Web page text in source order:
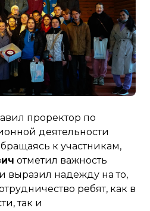
проректор по
деятельности
к участникам,
отметил важность
выразил надежду на то,
ребят, как в
так и